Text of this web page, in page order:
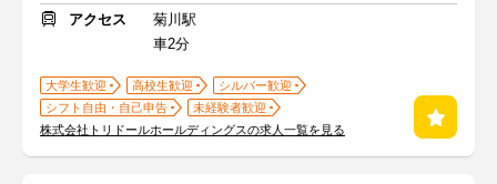
アクセス
菊川駅
車2分
大学生歓迎 高校生歓迎
シルバー歓迎
シフト自由・自己申告
未経験者歓迎
株式会社トリドールホールディングスの求人一覧を見る